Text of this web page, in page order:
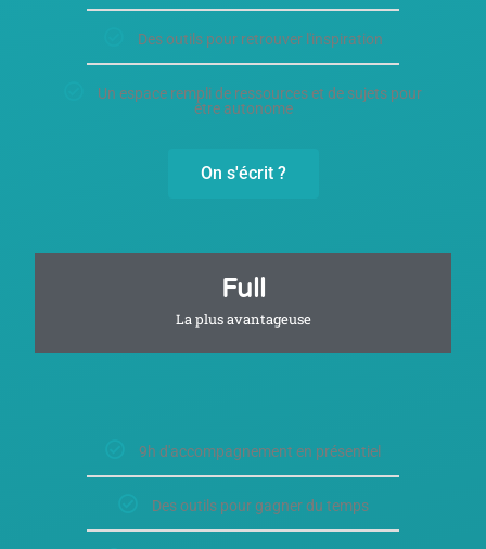
Des outils pour retrouver l'inspiration
Un espace rempli de ressources et de sujets pour
être autonome
On s'écrit ?
Full
La plus avantageuse
9h d'accompagnement en présentiel
Des outils pour gagner du temps